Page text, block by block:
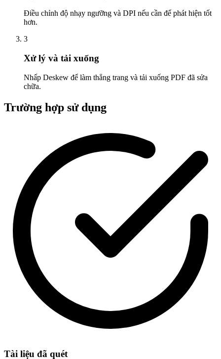
Điều chỉnh độ nhạy ngưỡng và DPI nếu cần để phát hiện tốt
hơn.
3
Xử lý và tải xuống
Nhấp Deskew để làm thẳng trang và tải xuống PDF đã sửa
chữa.
Trường hợp sử dụng
Tài liệu đã quét